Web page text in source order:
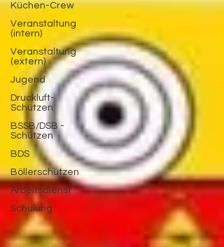
Küchen-Crew
Veranstaltung
(intern)
Veranstaltung
(extern)
Jugend
Druckluft-
Schützen
BSSB/DSB -
Schützen
BDS
Böllerschützen
Arbeitsdienst
Schulung